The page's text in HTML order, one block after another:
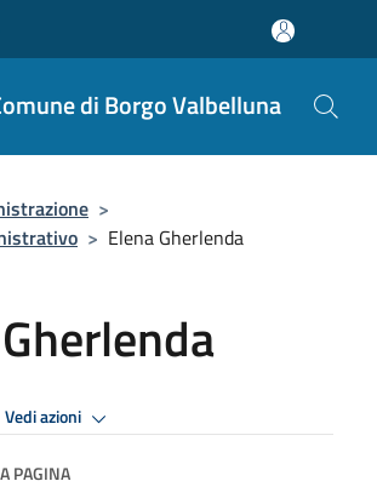
di Borgo Valbelluna
>
> Elena Gherlenda
Vedi azioni
PAGINA